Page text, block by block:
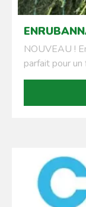
NOUVEAU !
parfait pour